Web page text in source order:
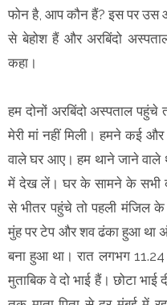
फोन है, आप कौन हैं? इस पर उस
से बेहोश हैं और अरबिंदो
कहा।
हम दोनों अरबिंदो अस्पताल पहुंचे
मेरी मां नहीं मिली। हमने कई
वाले घर आए। हम थाने जाने वाले
में देख लें। घर के सामने के सभी
से भीतर पहुंचे तो पहली मंजिल
मुंह पर टेप और शव ढंका हुआ था
बना हुआ था। रात लगभग
मुताबिक वे दो भाई हैं। छोटा